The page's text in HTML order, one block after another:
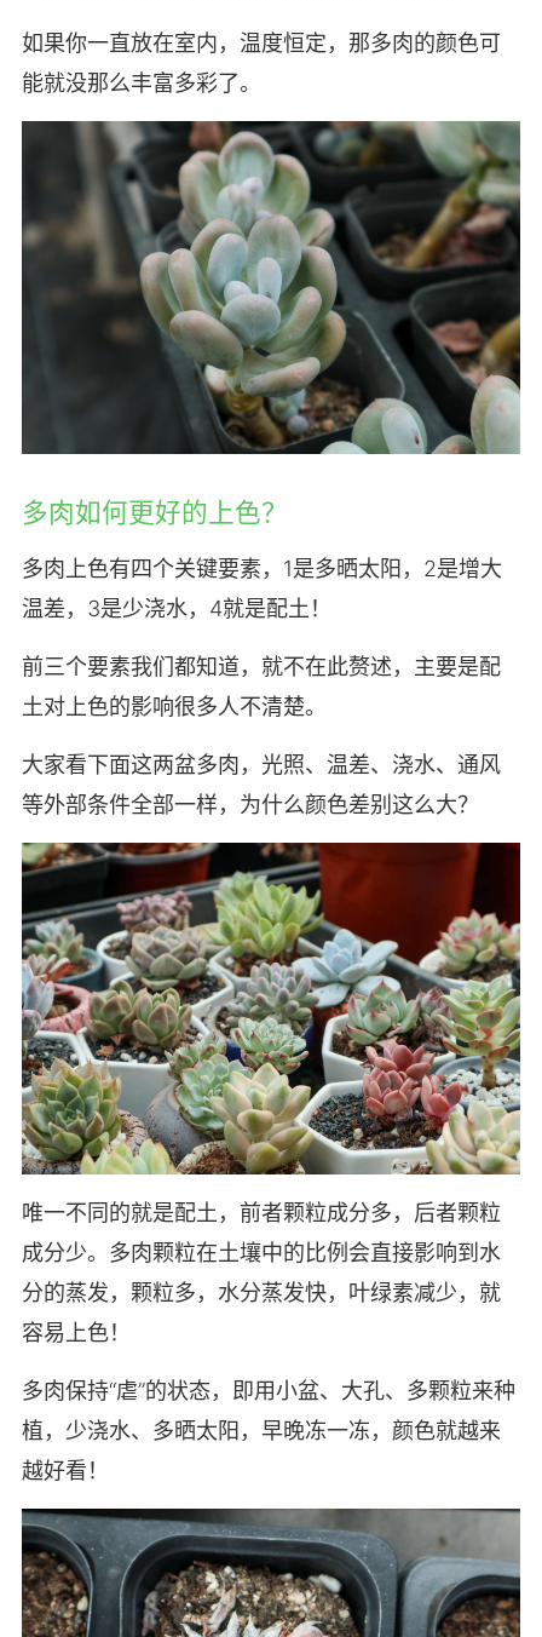
如果你一直放在室内，温度恒定，那多肉的颜色可
能就没那么丰富多彩了。
多肉如何更好的上色？
多肉上色有四个关键要素，1是多晒太阳，2是增大
温差，3是少浇水，4就是配土！
前三个要素我们都知道，就不在此赘述，主要是配
土对上色的影响很多人不清楚。
大家看下面这两盆多肉，光照、温差、浇水、通风
等外部条件全部一样，为什么颜色差别这么大？
唯一不同的就是配土，前者颗粒成分多，后者颗粒
成分少。多肉颗粒在土壤中的比例会直接影响到水
分的蒸发，颗粒多，水分蒸发快，叶绿素减少，就
容易上色！
多肉保持“虐”的状态，即用小盆、大孔、多颗粒来种
植，少浇水、多晒太阳，早晚冻一冻，颜色就越来
越好看！